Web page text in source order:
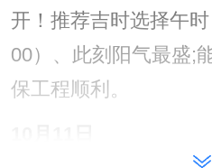
开！推荐吉时选择午时
00）、此刻阳气最盛;
保工程顺利。